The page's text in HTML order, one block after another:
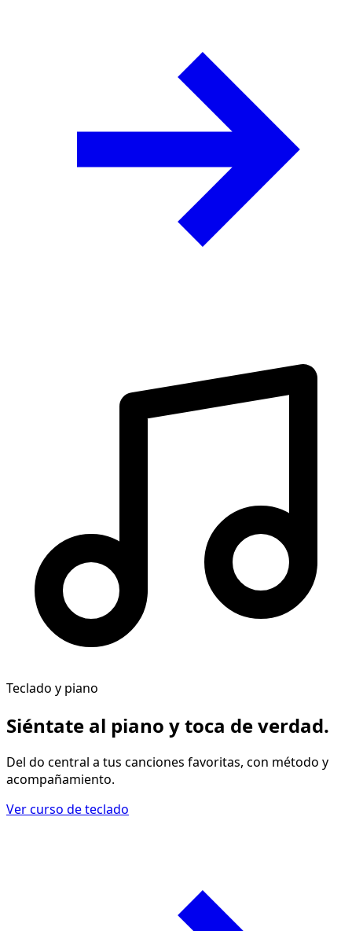
Teclado y piano
Siéntate al piano ytoca de verdad.
Del do central a tus canciones favoritas, con método y
acompañamiento.
Ver curso de teclado